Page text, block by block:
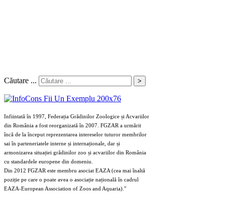
Căutare ... >
Infiintată în 1997, Federația Grădinilor Zoologice și Acvariilor
din România a fost reorganizată în 2007. FGZAR a urmărit
încă de la început reprezentarea intereselor tuturor membrilor
sai în parteneriatele interne și internaționale, dar și
armonizarea situației grădinilor zoo și acvariilor din România
cu standardele europene din domeniu.
Din 2012 FGZAR este membru asociat EAZA (cea mai înaltă
poziție pe care o poate avea o asociație națională în cadrul
EAZA-European Association of Zoos and Aquaria)."